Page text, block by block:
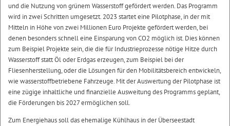
und die Nutzung von grünem Wasserstoff gefördert werden. Das Programm
wird in zwei Schritten umgesetzt. 2023 startet eine Pilotphase, in der mit
Mitteln in Höhe von zwei Millionen Euro Projekte gefördert werden, bei
denen besonders schnell eine Einsparung von CO2 möglich ist. Dies können
zum Beispiel Projekte sein, die die für Industrieprozesse nötige Hitze durch
Wasserstoff statt Öl oder Erdgas erzeugen, zum Beispiel bei der
Fliesenherstellung, oder die Lösungen für den Mobilitätsbereich entwickeln,
wie wasserstoffbetriebene Fahrzeuge. Mit der Auswertung der Pilotphase ist
eine zügige inhaltliche und finanzielle Ausweitung des Programms geplant,
die Förderungen bis 2027 ermöglichen soll.
Zum Energiehaus soll das ehemalige Kühlhaus in der Überseestadt